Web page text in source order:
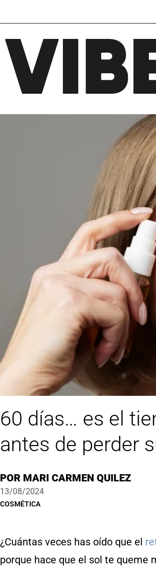
60 días… es el
antes de perder
POR MARI CARMEN QUILEZ
13/08/2024
COSMÉTICA
¿Cuántas veces has oído que el
porque hace que el sol te queme